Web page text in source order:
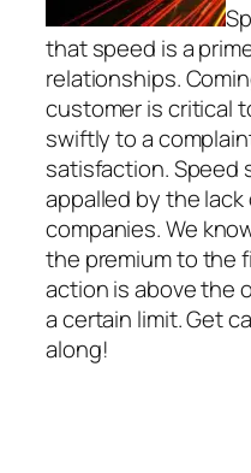
that speed is a
relationships.
customer is critical
swiftly to a
satisfaction. Speed
appalled by the
companies. We
the premium to the
action is above the
a certain limit. Get
along!